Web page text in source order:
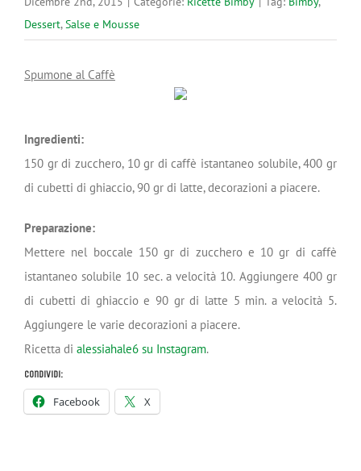
Dessert,Salse e Mousse
Spumone al Caffè
Ingredienti:
150 gr di zucchero, 10 gr di caffè istantaneo solubile, 400 gr
di cubetti di ghiaccio, 90 gr di latte, decorazioni a piacere.
Preparazione:
Mettere nel boccale 150 gr di zucchero e 10 gr di caffè
istantaneo solubile 10 sec. a velocità 10. Aggiungere 400 gr
di cubetti di ghiaccio e 90 gr di latte 5 min. a velocità 5.
Aggiungere le varie decorazioni a piacere.
Ricetta di alessiahale6 su Instagram.
Condividi:
Facebook X